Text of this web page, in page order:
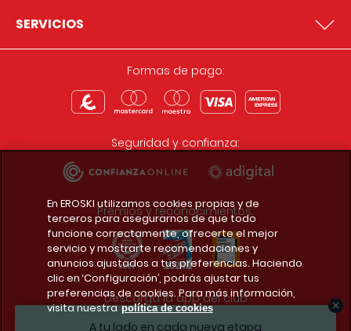
A tu lado en cada nueva etapa
SERVICIOS
Formas de pago:
Seguridad y confianza:
Premios y reconocimientos:
Descarga la app del club
En EROSKI utilizamos cookies propias y de
terceros para asegurarnos de que todo
funcione correctamente, ofrecerte el mejor
servicio y mostrarte recomendaciones y
anuncios ajustados a tus preferencias. Haciendo
clic en ‘Configuración’, podrás ajustar tus
preferencias de cookies. Para más información,
visita nuestra política de cookies